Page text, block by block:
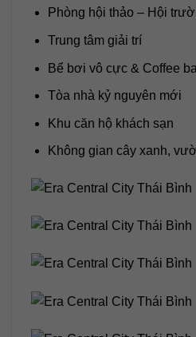
Phòng hội thảo – Hội
Trung tâm giải trí
Bể bơi vô cực & Coffee
Tòa nhà kỷ nguyên mới
Khu căn hộ khách sạn
Không gian cây xanh,